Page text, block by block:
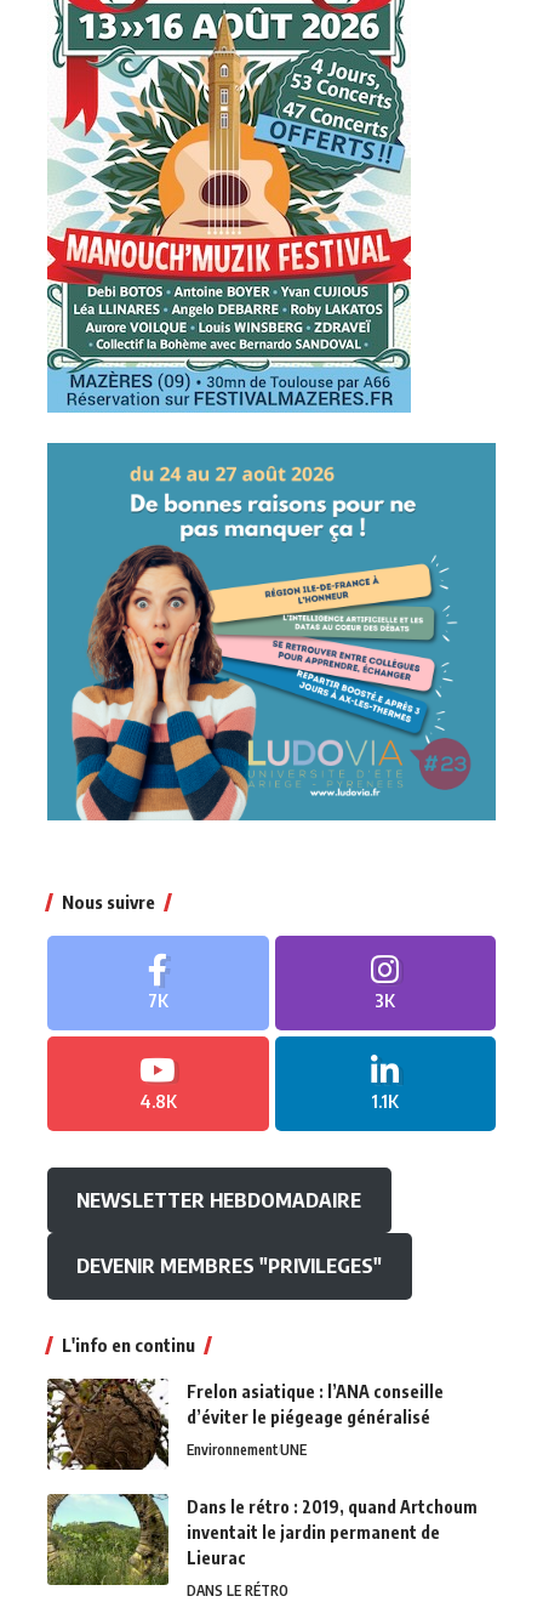
Nous suivre
7K 3K
4.8K 1.1K
NEWSLETTER HEBDOMADAIRE
DEVENIR MEMBRES "PRIVILEGES"
L'info en continu
Frelon asiatique : l’ANA conseille
d’éviter le piégeage généralisé
EnvironnementUNE
Dans le rétro : 2019, quand Artchoum
inventait le jardin permanent de
Lieurac
DANS LE RÉTRO